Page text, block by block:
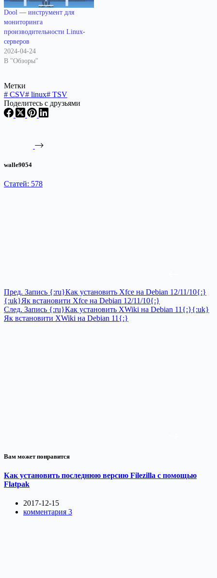
Dool — инструмент для
мониторинга
производительности Linux-
серверов
2024-04-24
В "Обзоры"
Метки
# CSV# linux# TSV
Поделитесь с друзьями
walle9054
Статей: 578
Пред. Запись {:ru}Как установить Xfce на Debian 12/11/10{:}
{:uk}Як встановити Xfce на Debian 12/11/10{:}
След. Запись {:ru}Как установить XWiki на Debian 11{:}{:uk}
Як встановити XWiki на Debian 11{:}
Вам может понравится
Как установить последнюю версию Filezilla с помощью
Flatpak
2017-12-15
комментария 3